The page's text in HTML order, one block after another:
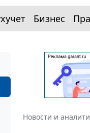
Бизнес
Новости и